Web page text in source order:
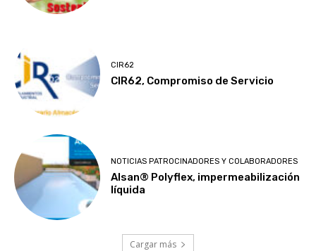
CIR62
CIR62, Compromiso de Servicio
NOTICIAS PATROCINADORES Y COLABORADORES
Alsan® Polyflex, impermeabilización
líquida
Cargar más